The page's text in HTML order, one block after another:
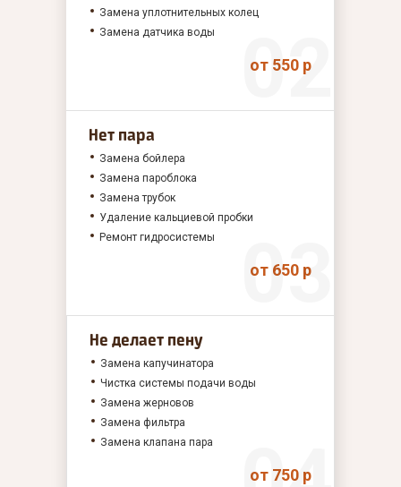
Замена уплотнительных колец
Замена датчика воды
от 550 р
Нет пара
Замена бойлера
Замена пароблока
Замена трубок
Удаление кальциевой пробки
Ремонт гидросистемы
от 650 р
Не делает пену
Замена капучинатора
Чистка системы подачи воды
Замена жерновов
Замена фильтра
Замена клапана пара
от 750 р